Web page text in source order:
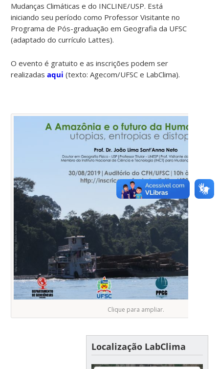
Mudanças Climáticas e do INCLINE/USP. Está
iniciando seu período como Professor Visitante no
Programa de Pós-graduação em Geografia da UFSC
(adaptado do currículo Lattes).
O evento é gratuito e as inscrições podem ser
realizadasaqui (texto: Agecom/UFSC e LabClima).
Clique para ampliar.
Localização LabClima
For development